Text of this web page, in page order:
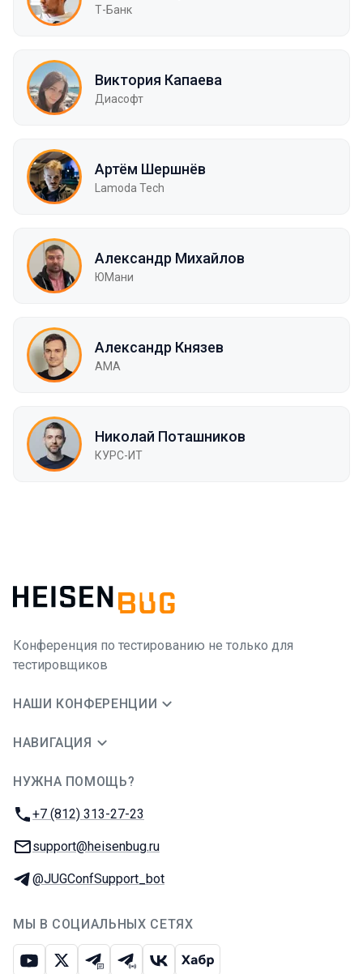
Т-Банк
Виктория Капаева
Диасофт
Артём Шершнёв
Lamoda Tech
Александр Михайлов
ЮМани
Александр Князев
AMA
Николай Поташников
КУРС-ИТ
Конференция по тестированию не только для
тестировщиков
НАШИ КОНФЕРЕНЦИИ
НАВИГАЦИЯ
НУЖНА ПОМОЩЬ?
Телефон:
+7 (812) 313-27-23
E-mail:
support@heisenbug.ru
Телеграм:
@JUGConfSupport_bot
МЫ В СОЦИАЛЬНЫХ СЕТЯХ
ЮтубИкс Телеграм-чат
Телеграм-канал
ВКонтакте
Хабр